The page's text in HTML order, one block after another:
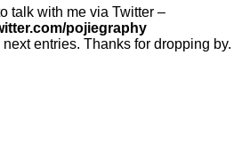
talk with me via Twitter –
pojiegraphy
entries. Thanks for dropping by.